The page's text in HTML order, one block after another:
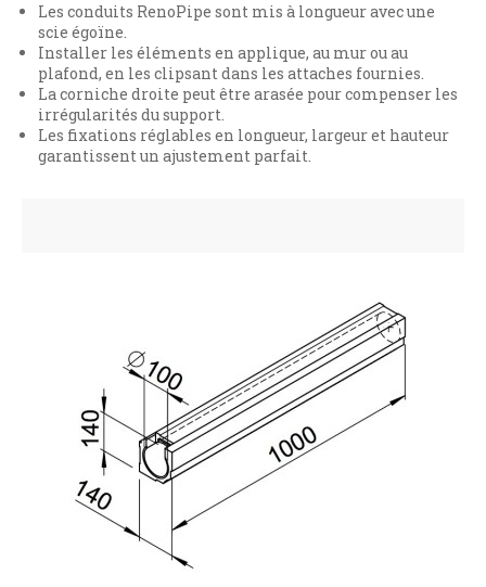
Les conduits RenoPipe sont mis à longueur avec une
scie égoïne.
Installer les éléments en applique, au mur ou au
plafond, en les clipsant dans les attaches fournies.
La corniche droite peut être arasée pour compenser les
irrégularités du support.
Les fixations réglables en longueur, largeur et hauteur
garantissent un ajustement parfait.